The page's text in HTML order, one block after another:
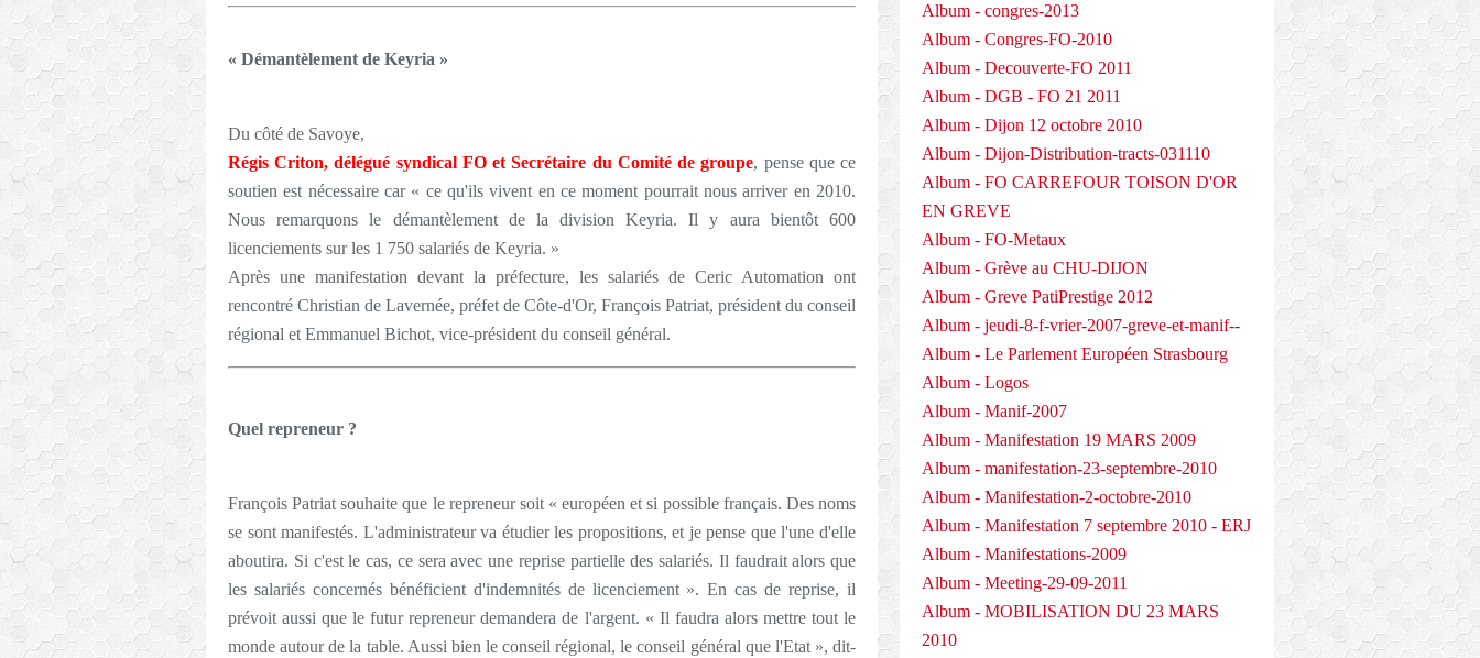
« Démantèlement de Keyria »
Du côté de Savoye,
Régis Criton, délégué syndical FO et Secrétaire du Comité de groupe, pense que ce
soutien est nécessaire car « ce qu'ils vivent en ce moment pourrait nous arriver en 2010.
Nous remarquons le démantèlement de la division Keyria. Il y aura bientôt 600
licenciements sur les 1 750 salariés de Keyria. »
Après une manifestation devant la préfecture, les salariés de Ceric Automation ont
rencontré Christian de Lavernée, préfet de Côte-d'Or, François Patriat, président du conseil
régional et Emmanuel Bichot, vice-président du conseil général.
Quel repreneur ?
François Patriat souhaite que le repreneur soit « européen et si possible français. Des noms
se sont manifestés. L'administrateur va étudier les propositions, et je pense que l'une d'elle
aboutira. Si c'est le cas, ce sera avec une reprise partielle des salariés. Il faudrait alors que
les salariés concernés bénéficient d'indemnités de licenciement ». En cas de reprise, il
prévoit aussi que le futur repreneur demandera de l'argent. « Il faudra alors mettre tout le
monde autour de la table. Aussi bien le conseil régional, le conseil général que l'Etat », dit-
Album - congres-2013
Album - Congres-FO-2010
Album - Decouverte-FO 2011
Album - DGB - FO 21 2011
Album - Dijon 12 octobre 2010
Album - Dijon-Distribution-tracts-031110
Album - FO CARREFOUR TOISON D'OR
EN GREVE
Album - FO-Metaux
Album - Grève au CHU-DIJON
Album - Greve PatiPrestige 2012
Album - jeudi-8-f-vrier-2007-greve-et-manif--
Album - Le Parlement Européen Strasbourg
Album - Logos
Album - Manif-2007
Album - Manifestation 19 MARS 2009
Album - manifestation-23-septembre-2010
Album - Manifestation-2-octobre-2010
Album - Manifestation 7 septembre 2010 - ERJ
Album - Manifestations-2009
Album - Meeting-29-09-2011
Album - MOBILISATION DU 23 MARS
2010